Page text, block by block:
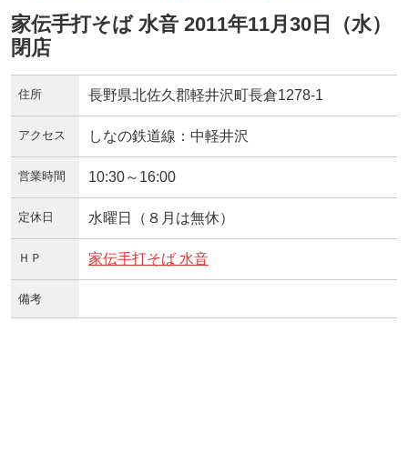
家伝手打そば 水音 2011年11月30日（水）
閉店
住所 長野県北佐久郡軽井沢町長倉1278-1
アクセス しなの鉄道線：中軽井沢
営業時間 10:30～16:00
定休日 水曜日（８月は無休）
ＨＰ 家伝手打そば 水音
備考